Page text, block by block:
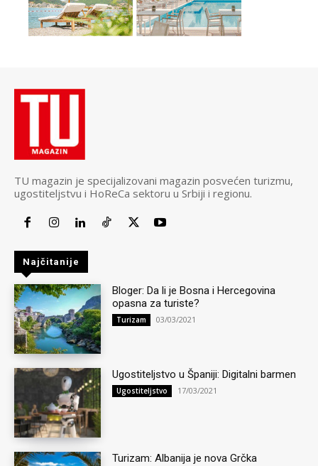
TU magazin je specijalizovani magazin posvećen turizmu,
ugostiteljstvu i HoReCa sektoru u Srbiji i regionu.
Najčitanije
Bloger: Da li je Bosna i Hercegovina
opasna za turiste?
Turizam 03/03/2021
Ugostiteljstvo u Španiji: Digitalni barmen
Ugostiteljstvo 17/03/2021
Turizam: Albanija je nova Grčka